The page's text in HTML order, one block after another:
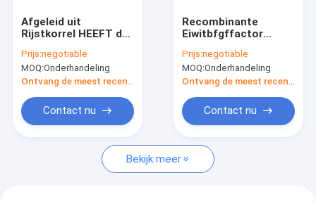
Recombinante Menselijke Albumine
Recombinant HEEFT
Recombinante Fibronectin
Afgeleid uit
Rijstkorrel HEEFT de
Menselijke
Albumineproteïne
Hoge Veiligheid en
Prijs:negotiable
MOQ:Onderhandeling
Ontvang de meest recente Prijs
Contact nu
Recombinante
Eiwitbfgffactor
Gehaalde -20℃
Storaged
Prijs:negotiable
MOQ:Onderhandeling
Ontvang de meest recente Prijs
Contact nu
Bekijk meer